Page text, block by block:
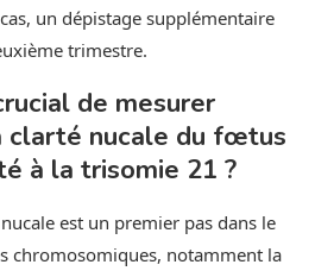
un dépistage supplémentaire
trimestre.
de mesurer
clarté nucale du fœtus
à la trisomie 21 ?
est un premier pas dans le
chromosomiques, notamment la